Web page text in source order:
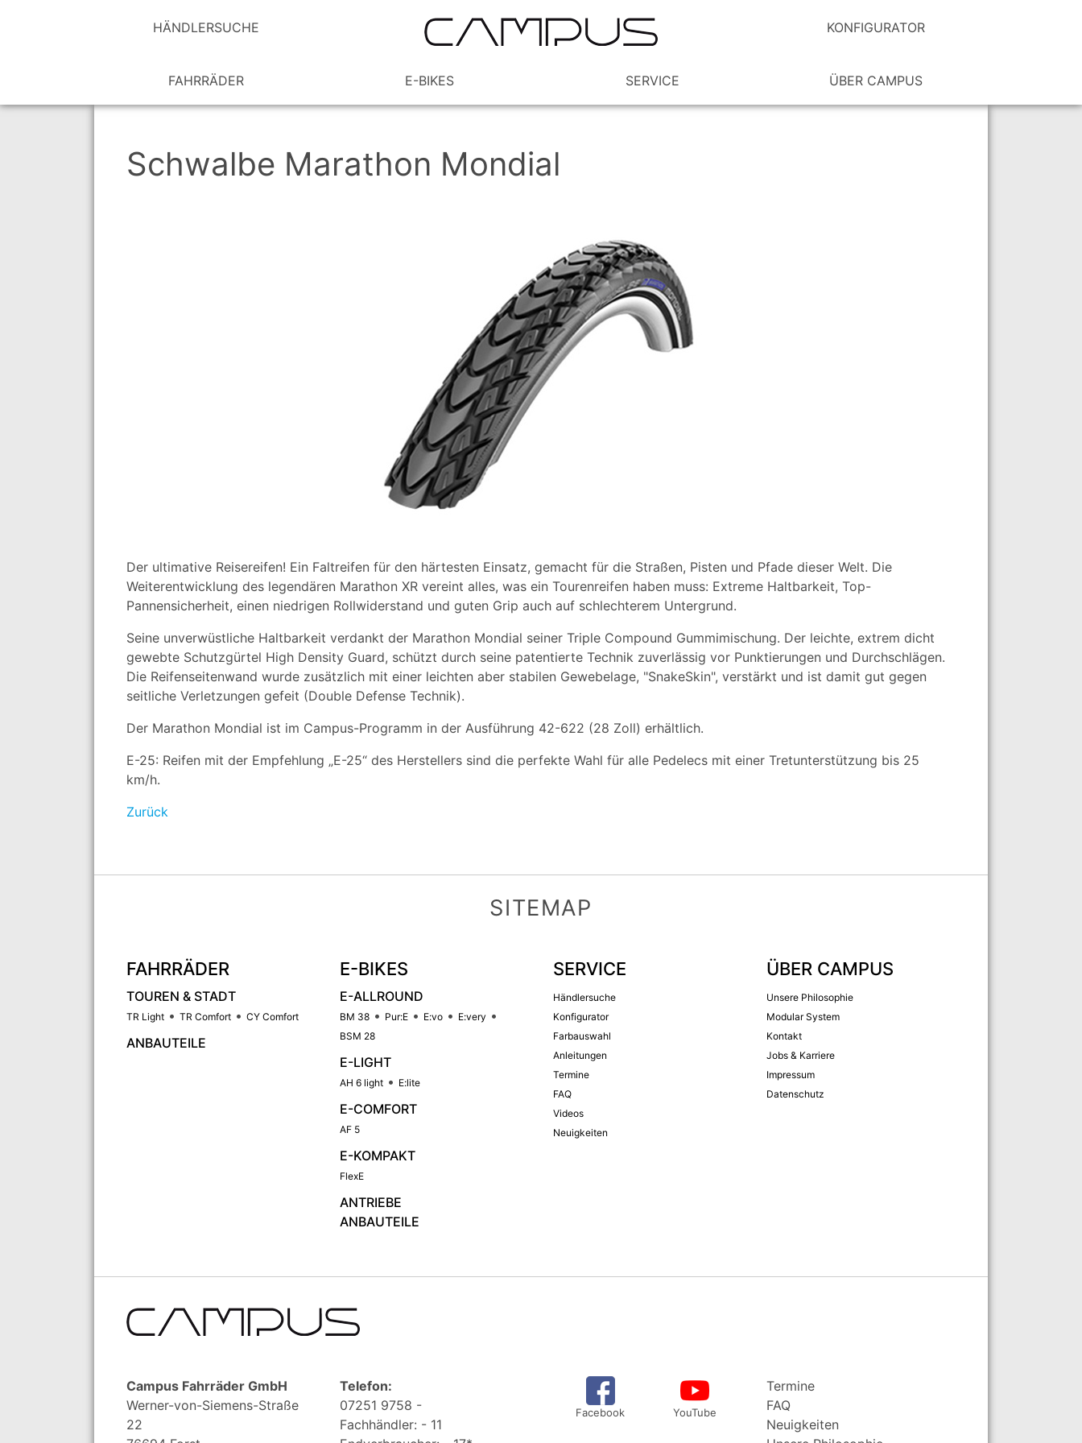
HÄNDLER­SUCHE KONFIGURATOR
FAHRRÄDER E-BIKES SERVICE ÜBER CAMPUS
Schwalbe Marathon Mondial
Der ultimative Reisereifen! Ein Faltreifen für den härtesten Einsatz, gemacht für die Straßen, Pisten und Pfade dieser Welt. Die
Weiterentwicklung des legendären Marathon XR vereint alles, was ein Tourenreifen haben muss: Extreme Haltbarkeit, Top-
Pannensicherheit, einen niedrigen Rollwiderstand und guten Grip auch auf schlechterem Untergrund.
Seine unverwüstliche Haltbarkeit verdankt der Marathon Mondial seiner Triple Compound Gummimischung. Der leichte, extrem dicht
gewebte Schutzgürtel High Density Guard, schützt durch seine patentierte Technik zuverlässig vor Punktierungen und Durchschlägen.
Die Reifenseitenwand wurde zusätzlich mit einer leichten aber stabilen Gewebelage, "SnakeSkin", verstärkt und ist damit gut gegen
seitliche Verletzungen gefeit (Double Defense Technik).
Der Marathon Mondial ist im Campus-Programm in der Ausführung 42-622 (28 Zoll) erhältlich.
E-25: Reifen mit der Empfehlung „E-25“ des Herstellers sind die perfekte Wahl für alle Pedelecs mit einer Tretunterstützung bis 25
km/h.
Zurück
SITEMAP
FAHRRÄDER
TOUREN & STADT
TR Light TR Comfort CY Comfort
ANBAUTEILE
E-BIKES
E-ALLROUND
BM 38 Pur:E E:vo
E:very
BSM 28
E-LIGHT
AH 6 light E:lite
E-COMFORT
AF 5
E-KOMPAKT
FlexE
ANTRIEBE
ANBAUTEILE
SERVICE
Händlersuche
Konfigurator
Farbauswahl
Anleitungen
Termine
FAQ
Videos
Neuigkeiten
ÜBER CAMPUS
Unsere Philosophie
Modular System
Kontakt
Jobs & Karriere
Impressum
Datenschutz
Campus Fahrräder GmbH
Werner-von-Siemens-Straße
22
Telefon:
07251 9758 -
Fachhändler: - 11
Facebook YouTube
Termine
FAQ
Neuigkeiten